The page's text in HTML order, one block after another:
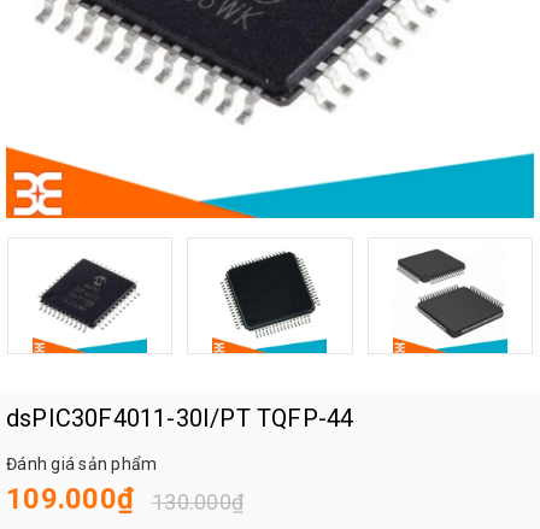
dsPIC30F4011-30I/PT TQFP-44
Đánh giá sản phẩm
109.000₫ 130.000₫